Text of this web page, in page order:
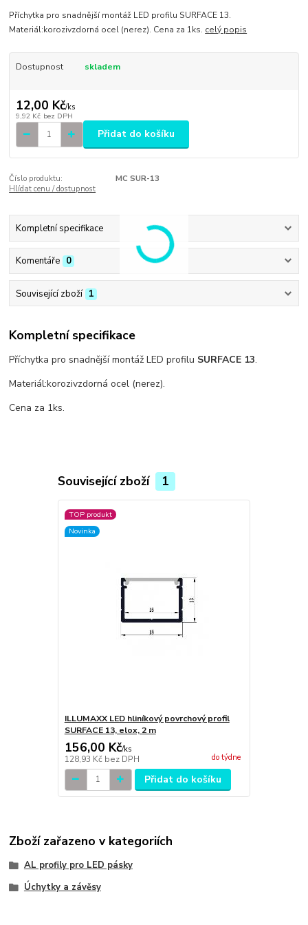
Příchytka pro snadnější montáž LED profilu SURFACE 13.
Materiál:korozivzdorná ocel (nerez). Cena za 1ks. celý popis
Dostupnost skladem
12,00 Kč/ks
9,92 Kč bez DPH
Přidat do košíku
Číslo produktu:
MC SUR-13
Hlídat cenu / dostupnost
Kompletní specifikace
Komentáře 0
Související zboží 1
Kompletní specifikace
Příchytka pro snadnější montáž LED profilu SURFACE 13.
Materiál:korozivzdorná ocel (nerez).
Cena za 1ks.
Související zboží 1
TOP produkt
Novinka
ILLUMAXX LED hliníkový povrchový profil
SURFACE 13, elox, 2 m
156,00 Kč/ks
128,93 Kč bez DPH do týdne
Přidat do košíku
Zboží zařazeno v kategoriích
AL profily pro LED pásky
Úchytky a závěsy